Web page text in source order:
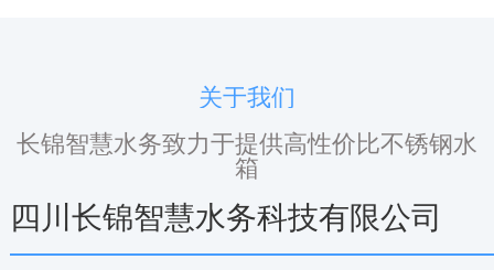
关于我们
长锦智慧水务致力于提供高性价比不锈钢水
箱
四川长锦智慧水务科技有限公司